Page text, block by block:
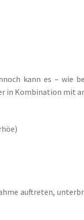
kann es – wie
in Kombination mit
auftreten,